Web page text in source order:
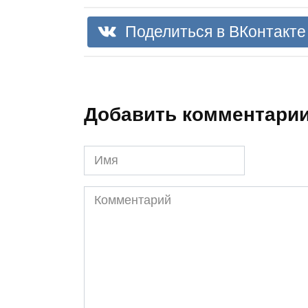
Поделиться в ВКонтакте
Добавить
Имя
Комментарий